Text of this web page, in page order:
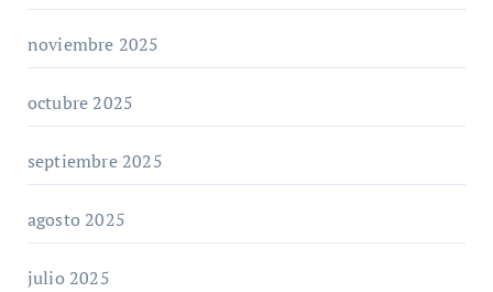
noviembre 2025
octubre 2025
septiembre 2025
agosto 2025
julio 2025